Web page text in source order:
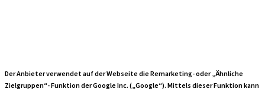
Der Anbieter verwendet auf der Webseite die Remarketing- oder „Ähnliche
Zielgruppen“- Funktion der Google Inc. („Google“). Mittels dieser Funktion kann